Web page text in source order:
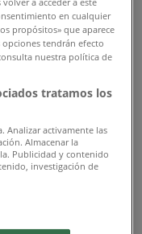
- 21:0010:00 - 20:00
- 19:00
10:00 -
en cualquier
propósitos» que aparece
tendrán efecto
nuestra política de
tratamos los
Analizar activamente las
Almacenar la
Publicidad y contenido
investigación de